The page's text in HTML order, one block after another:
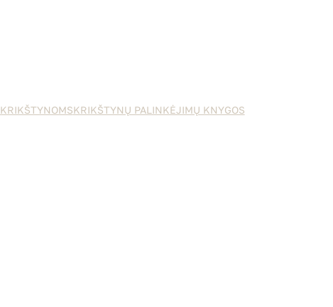
KRIKŠTYNOMSKRIKŠTYNŲ PALINKĖJIMŲ KNYGOS